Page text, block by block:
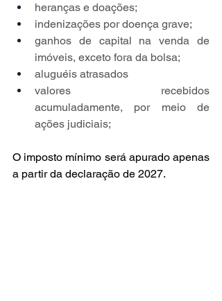
heranças e doações;
indenizações por doença grave;
ganhos de capital na venda de
imóveis, exceto fora da bolsa;
aluguéis atrasados
valores recebidos
acumuladamente, por meio de
ações judiciais;
O imposto mínimo será apurado apenas
a partir da declaração de 2027.